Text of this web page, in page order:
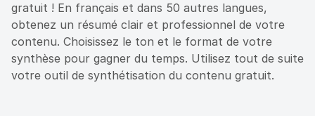
gratuit ! En français et dans 50 autres langues,
obtenez un résumé clair et professionnel de votre
contenu. Choisissez le ton et le format de votre
synthèse pour gagner du temps. Utilisez tout de suite
votre outil de synthétisation du contenu gratuit.